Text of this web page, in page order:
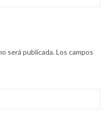
será publicada.Los campos